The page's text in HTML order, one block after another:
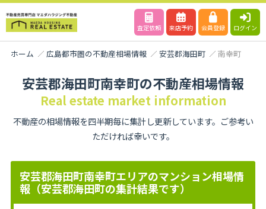
査定依頼 来店予約 会員登録 ログイン
ホーム 広島都市圏の不動産相場情報 安芸郡海田町 南幸町
安芸郡海田町南幸町の不動産相場情報
Real estate market information
不動産の相場情報を四半期毎に集計し更新しています。ご参考い
ただければ幸いです。
安芸郡海田町南幸町エリアのマンション相場情
報（安芸郡海田町の集計結果です）